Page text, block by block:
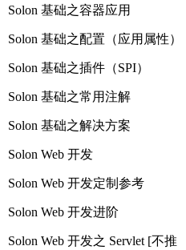
Solon 基础之容器应用
Solon 基础之配置（应用属性）
Solon 基础之插件（SPI）
Solon 基础之常用注解
Solon 基础之解决方案
Solon Web 开发
Solon Web 开发定制参考
Solon Web 开发进阶
Solon Web 开发之 Servlet [不推